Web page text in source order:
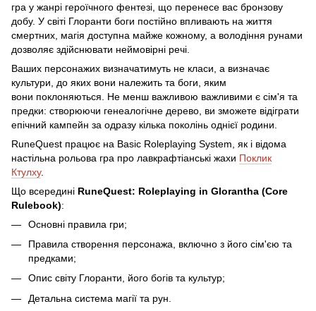
гра у жанрі героїчного фентезі, що перенесе вас бронзову
добу. У світі Глоранти боги постійно впливають на життя
смертних, магія доступна майже кожному, а володіння рунами
дозволяє здійснювати неймовірні речі.
Ваших персонажих визначатимуть не класи, а визначає
культури, до яких вони належить та боги, яким
вони поклоняються. Не менш важливою важливими є сім'я та
предки: створюючи генеалогічне дерево, ви зможете відіграти
епічний кампейн за одразу кілька поколінь однієї родини.
RuneQuest працює на Basic Roleplaying System, як і відома
настільна рольова гра про лавкрафтіанські жахи Поклик
Ктулху.
Що всередині RuneQuest: Roleplaying in Glorantha (Core
Rulebook):
Основні правила гри;
Правила створення персонажа, включно з його сім'єю та
предками;
Опис світу Глоранти, його богів та культур;
Детальна система магії та рун.